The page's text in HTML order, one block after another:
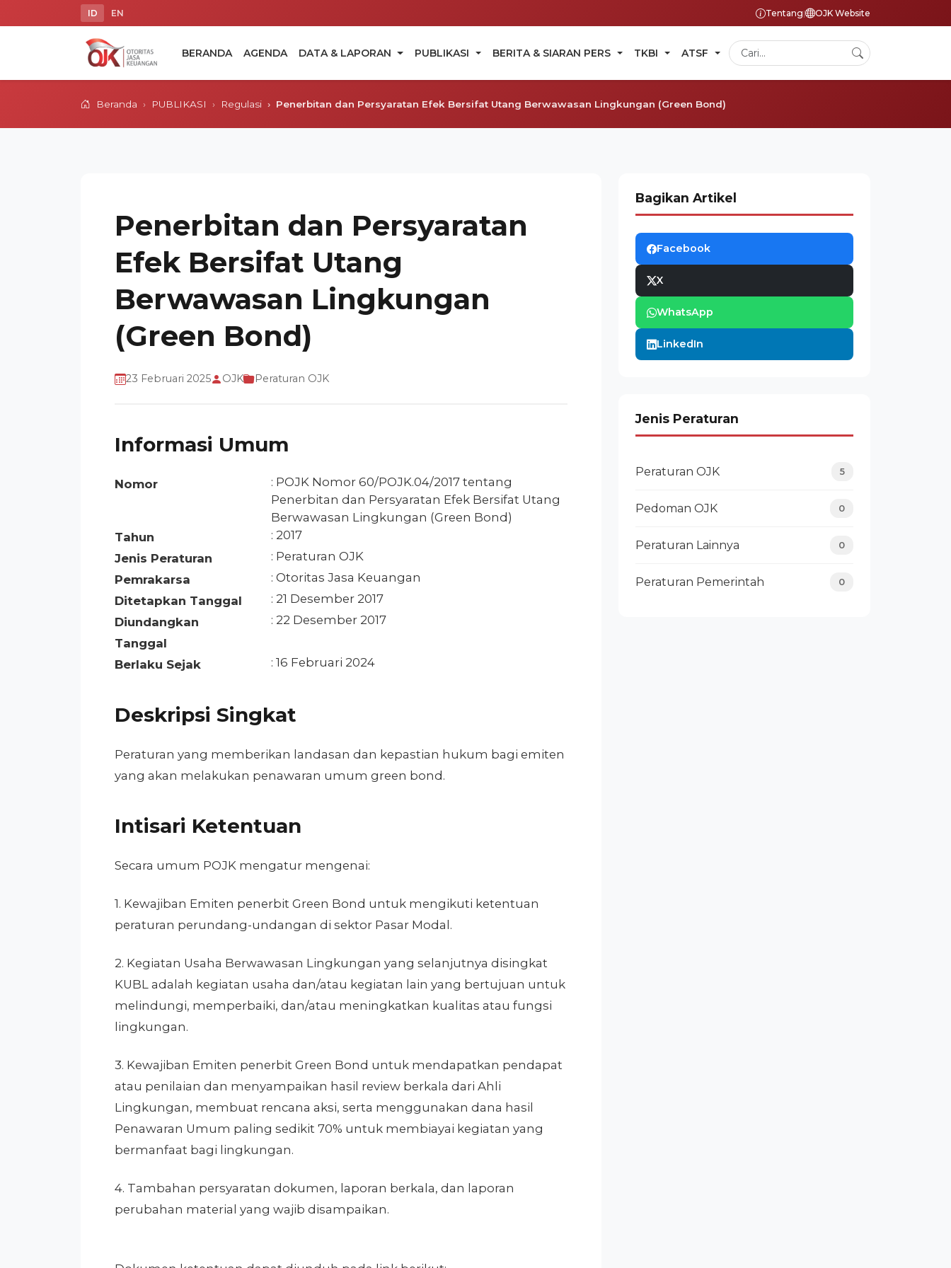
ID EN Tentang| OJK Website
BERANDA AGENDA DATA & LAPORAN PUBLIKASI BERITA & SIARAN PERS TKBI ATSF
Beranda PUBLIKASI Regulasi Penerbitan dan Persyaratan Efek Bersifat Utang Berwawasan Lingkungan (Green Bond)
Penerbitan dan Persyaratan
Efek Bersifat Utang
Berwawasan Lingkungan
(Green Bond)
23 Februari 2025 OJK Peraturan OJK
Informasi Umum
Nomor
: POJK Nomor 60/POJK.04/2017 tentang
Penerbitan dan Persyaratan Efek Bersifat Utang
Berwawasan Lingkungan (Green Bond)
Tahun
: 2017
Jenis Peraturan
: Peraturan OJK
Pemrakarsa
: Otoritas Jasa Keuangan
Ditetapkan Tanggal
: 21 Desember 2017
Diundangkan
Tanggal
: 22 Desember 2017
Berlaku Sejak : 16 Februari 2024
Deskripsi Singkat
Peraturan yang memberikan landasan dan kepastian hukum bagi emiten
yang akan melakukan penawaran umum green bond.
Intisari Ketentuan
Secara umum POJK mengatur mengenai:
1. Kewajiban Emiten penerbit Green Bond untuk mengikuti ketentuan
peraturan perundang-undangan di sektor Pasar Modal.
2. Kegiatan Usaha Berwawasan Lingkungan yang selanjutnya disingkat
KUBL adalah kegiatan usaha dan/atau kegiatan lain yang bertujuan untuk
melindungi, memperbaiki, dan/atau meningkatkan kualitas atau fungsi
lingkungan.
3. Kewajiban Emiten penerbit Green Bond untuk mendapatkan pendapat
atau penilaian dan menyampaikan hasil review berkala dari Ahli
Lingkungan, membuat rencana aksi, serta menggunakan dana hasil
Penawaran Umum paling sedikit 70% untuk membiayai kegiatan yang
bermanfaat bagi lingkungan.
4. Tambahan persyaratan dokumen, laporan berkala, dan laporan
perubahan material yang wajib disampaikan.
Bagikan Artikel
Facebook
X
WhatsApp
LinkedIn
Jenis Peraturan
Peraturan OJK 5
Pedoman OJK 0
Peraturan Lainnya 0
Peraturan Pemerintah 0